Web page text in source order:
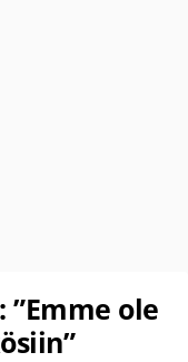
”Emme ole